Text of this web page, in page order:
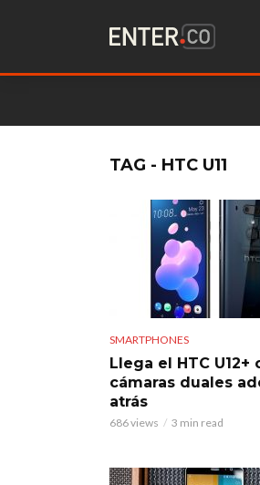
TAG - HTC U11
SMARTPHONES
Llega el HTC U12+
cámaras duales
atrás
686 views 3 min read